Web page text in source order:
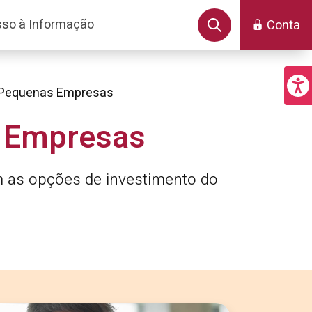
Conta
à Informação
Empresas
opções de investimento do